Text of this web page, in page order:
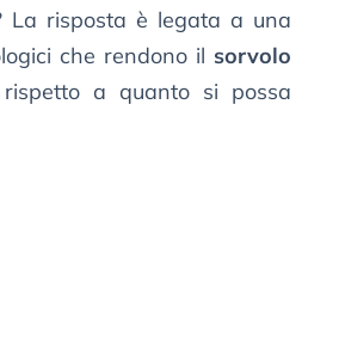
La risposta è legata a una
che rendono il sorvolo
rispetto a quanto si possa